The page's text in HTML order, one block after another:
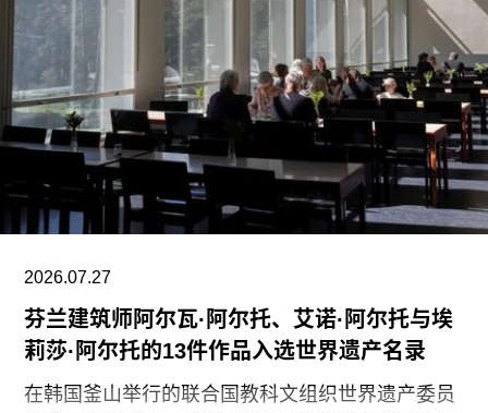
我们也非常感谢保洁团队每天付出的重要工作。我
们决定将保洁服务转为外包模式，是为了更好地支
持博物馆的日常运营；同时，我们优先选择了承诺
向现有保洁员工提供就业机会的合作伙伴。”
代表馆内工会的谈判单位AFSCME 31已正式提出
申诉，认为馆方在最终决定将保洁部门外包之前，
未按合同规定提前通知工会，因此违反了劳资协
为。
2026.07.27
芬兰建筑师阿尔瓦·阿尔托、艾诺·阿尔托与埃
莉莎·阿尔托的13件作品入选世界遗产名录
在韩国釜山举行的联合国教科文组织世界遗产委员